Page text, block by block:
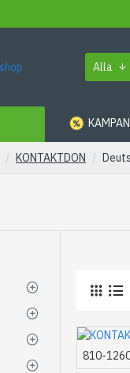
Alla
KONTAKTDON
810-